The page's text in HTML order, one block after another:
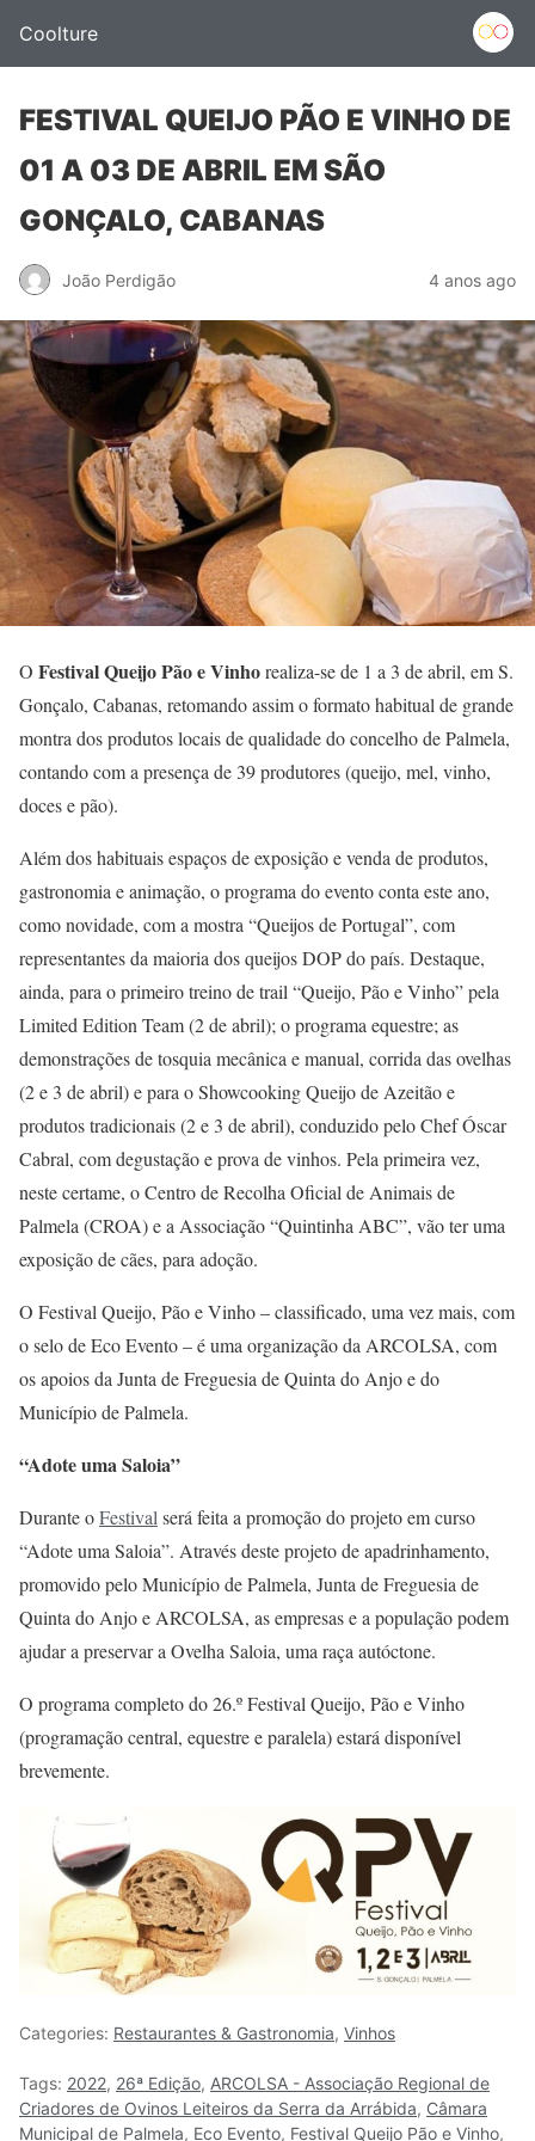
Coolture
FESTIVAL QUEIJO PÃO E VINHO DE
01 A 03 DE ABRIL EM SÃO
GONÇALO, CABANAS
João Perdigão 4 anos ago
O Festival Queijo Pão e Vinhorealiza-se de 1 a 3 de abril, em S.
Gonçalo, Cabanas, retomando assim o formato habitual de grande
montra dos produtos locais de qualidade do concelho de Palmela,
contando com a presença de 39 produtores (queijo, mel, vinho,
doces e pão).
Além dos habituais espaços de exposição e venda de produtos,
gastronomia e animação, o programa do evento conta este ano,
como novidade, com a mostra “Queijos de Portugal”, com
representantes da maioria dos queijos DOP do país. Destaque,
ainda, para o primeiro treino de trail “Queijo, Pão e Vinho” pela
Limited Edition Team (2 de abril); o programa equestre; as
demonstrações de tosquia mecânica e manual, corrida das ovelhas
(2 e 3 de abril) e para o Showcooking Queijo de Azeitão e
produtos tradicionais (2 e 3 de abril), conduzido pelo Chef Óscar
Cabral, com degustação e prova de vinhos. Pela primeira vez,
neste certame, o Centro de Recolha Oficial de Animais de
Palmela (CROA) e a Associação “Quintinha ABC”, vão ter uma
exposição de cães, para adoção.
O Festival Queijo, Pão e Vinho – classificado, uma vez mais, com
o selo de Eco Evento – é uma organização da ARCOLSA, com
os apoios da Junta de Freguesia de Quinta do Anjo e do
Município de Palmela.
“Adote uma Saloia”
Durante oFestival será feita a promoção do projeto em curso
“Adote uma Saloia”. Através deste projeto de apadrinhamento,
promovido pelo Município de Palmela, Junta de Freguesia de
Quinta do Anjo e ARCOLSA, as empresas e a população podem
ajudar a preservar a Ovelha Saloia, uma raça autóctone.
O programa completo do 26.º Festival Queijo, Pão e Vinho
(programação central, equestre e paralela) estará disponível
brevemente.
Categories: Restaurantes & Gastronomia, Vinhos
Tags: 2022, 26ª Edição, ARCOLSA - Associação Regional de
Criadores de Ovinos Leiteiros da Serra da Arrábida, Câmara
Municipal de Palmela, Eco Evento, Festival Queijo Pão e Vinho,